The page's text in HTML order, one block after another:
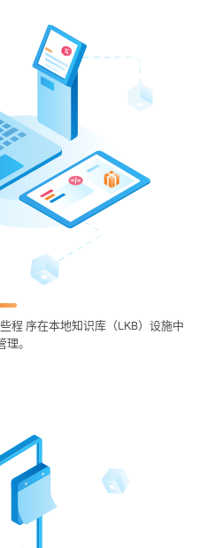
程 序在本地知识库（LKB）设施中
理。